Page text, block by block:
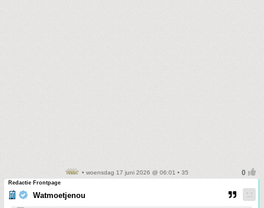
• woensdag 17 juni 2026 @ 06:01 • 35
Redactie Frontpage
Watmoetjenou